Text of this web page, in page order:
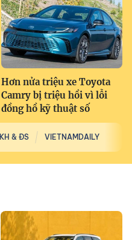
Hơn nửa triệu xe Toyota
Camry bị triệu hồi vì lỗi
đồng hồ kỹ thuật số
KH & ĐS VIETNAMDAILY